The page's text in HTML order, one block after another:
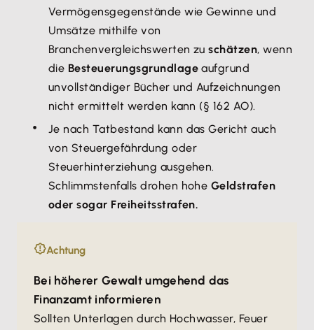
Vermögensgegenstände wie Gewinne und
Umsätze mithilfe von
Branchenvergleichswerten zuschätzen, wenn
die Besteuerungsgrundlageaufgrund
unvollständiger Bücher und Aufzeichnungen
nicht ermittelt werden kann (§ 162 AO).
Je nach Tatbestand kann das Gericht auch
von Steuergefährdung oder
Steuerhinterziehung ausgehen.
Schlimmstenfalls drohen hohe Geldstrafen
oder sogar Freiheitsstrafen.
Achtung
Bei höherer Gewalt umgehend das
Finanzamt informieren
Sollten Unterlagen durch Hochwasser, Feuer